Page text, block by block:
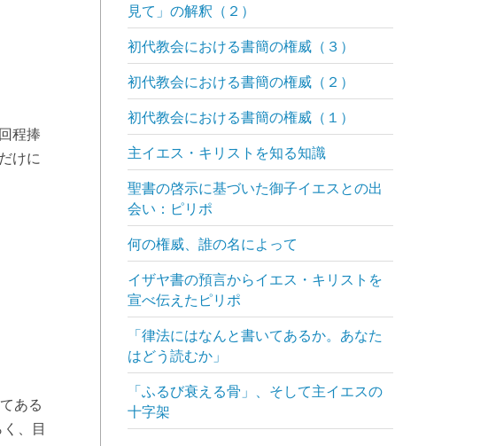
程捧
けに
ある
、目
見て」の解釈（２）
初代教会における書簡の権威（３）
初代教会における書簡の権威（２）
初代教会における書簡の権威（１）
主イエス・キリストを知る知識
聖書の啓示に基づいた御子イエスとの出
会い：ピリポ
何の権威、誰の名によって
イザヤ書の預言からイエス・キリストを
宣べ伝えたピリポ
「律法にはなんと書いてあるか。あなた
はどう読むか」
「ふるび衰える骨」、そして主イエスの
十字架